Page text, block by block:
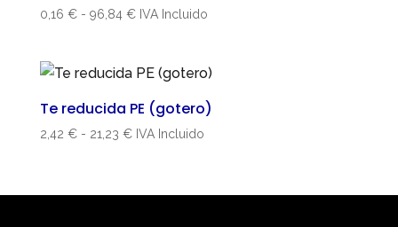
0,16 € - 96,84 €Rango
desde
hasta
96,84 €
IVA Incluido
Te reducida PE (gotero)
2,42 € - 21,23 €Rango
desde
IVA Incluido